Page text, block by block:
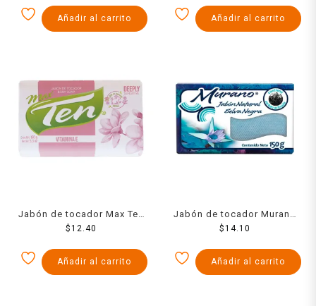
Añadir al carrito Añadir al carrito
Jabón de tocador Max Ten
con vitamina E 150 g
$12.40
Añadir al carrito
Jabón de tocador Murano
selva negra 150 g
$14.10
Añadir al carrito